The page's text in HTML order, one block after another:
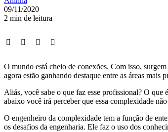
09/11/2020
2 min de leitura
O mundo está cheio de conexões. Com isso,
agora estão ganhando destaque entre as áreas
Aliás, você sabe o que faz esse profissional? O que
abaixo você irá perceber que essa complexidade
O engenheiro da complexidade tem a função de
os desafios da engenharia. Ele faz o uso dos